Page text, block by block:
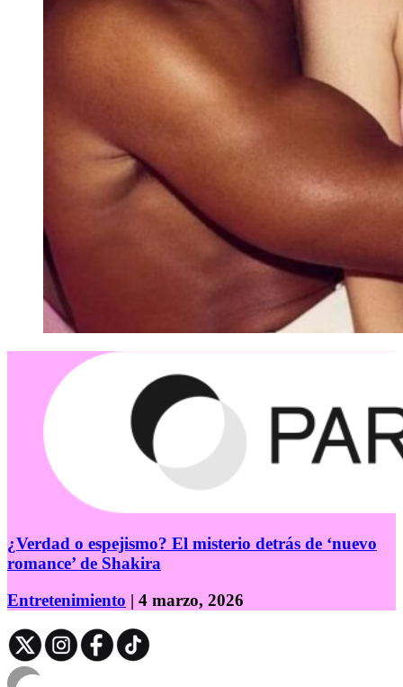
¿Verdad o espejismo? El misterio detrás de ‘nuevo
romance’ de Shakira
Entretenimiento | 4 marzo, 2026